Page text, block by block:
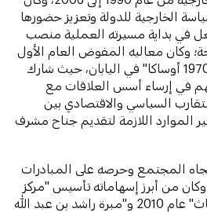
الخارجية للدولة وتعزيز حضورها
في بداية مسيرته العملية منصب
وكان معاليه المفوض العام الأول
لجناح أبوظبي في "إكسبو 1970 أوساكا" في اليابان، حيث شارك
في إرساء أسس العلاقات مع
السياسي والاقتصادي بين
الموارد اللازمة لتقديم جناح مشرف
المجتمع وحرصه على المبادرات
وكان من أبرز إسهاماته تأسيس "مركز
راشد لعلاج السكري والأبحاث" عام 2010 و"مبرة راشد بن عبد الله